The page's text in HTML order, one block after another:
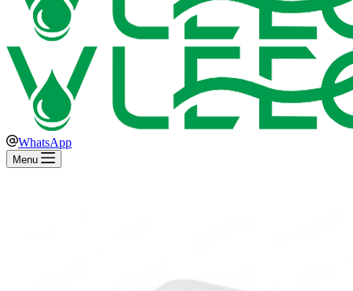
WhatsApp
Menu